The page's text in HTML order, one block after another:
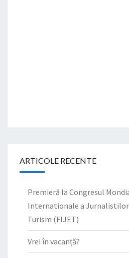
ARTICOLE RECENTE
Premieră la Congresul
Internationale a
Turism (FIJET)
Vrei în vacanță?